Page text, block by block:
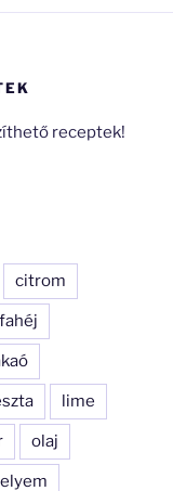
receptek!
citrom
fahéj
lime
olaj